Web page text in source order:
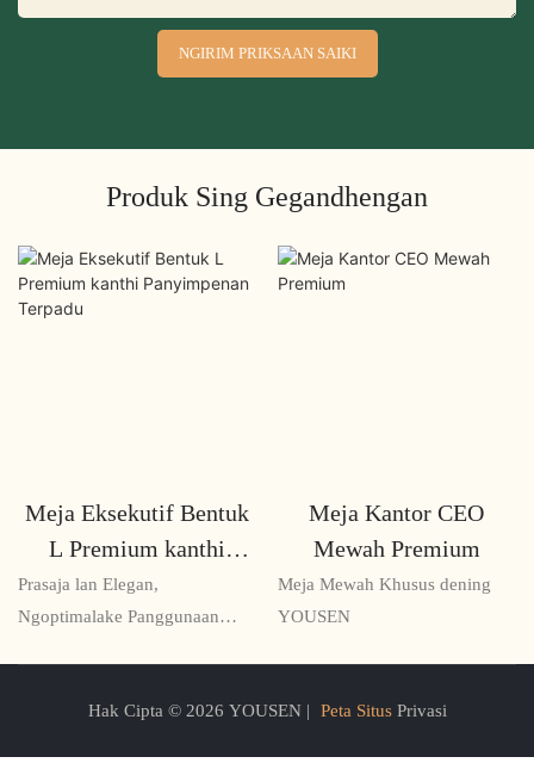
NGIRIM PRIKSAAN SAIKI
Produk Sing Gegandhengan
Meja Eksekutif Bentuk
L Premium kanthi
Panyimpenan Terpadu
Prasaja lan Elegan,
Ngoptimalake Panggunaan
Meja Kantor CEO
Mewah Premium
Meja Mewah Khusus dening
YOUSEN
Hak Cipta © 2026 YOUSEN | Peta SitusPrivasi